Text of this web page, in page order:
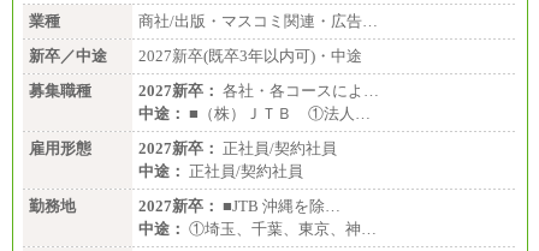
業種
商社/出版・マスコミ関連・広告…
新卒／中途
2027新卒(既卒3年以内可)・中途
募集職種
2027新卒： 各社・各コースによ…
中途： ■（株）ＪＴＢ ①法人…
雇用形態
2027新卒： 正社員/契約社員
中途： 正社員/契約社員
勤務地
2027新卒： ■JTB 沖縄を除…
中途： ①埼玉、千葉、東京、神…